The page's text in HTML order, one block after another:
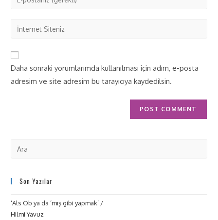
Daha sonraki yorumlarımda kullanılması için adım, e-posta
adresim ve site adresim bu tarayıcıya kaydedilsin.
Son Yazılar
‘Als Ob ya da ‘mış gibi yapmak’ /
Hilmi Yavuz